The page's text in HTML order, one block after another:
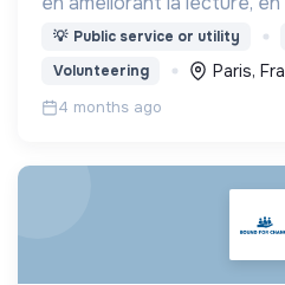
ressources et outils
enseignants et en créant
durables.
💡 Public service or utility
Volunteering
Paris,
4 months ago